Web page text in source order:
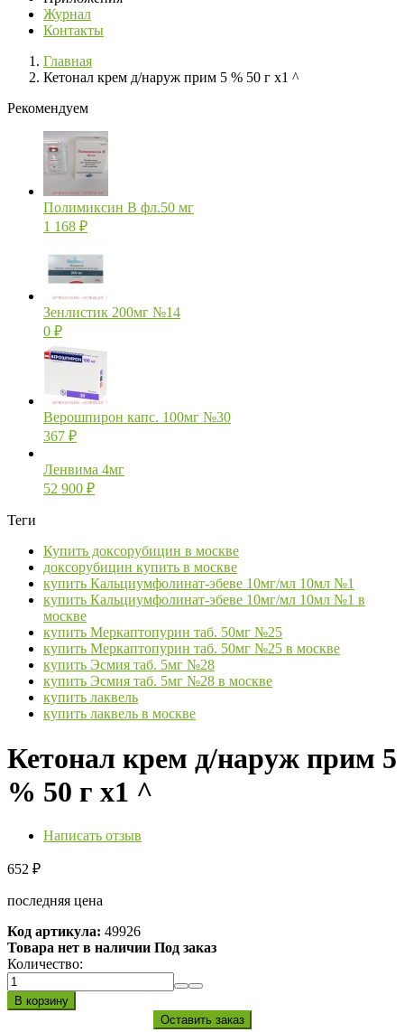
Журнал
Контакты
Главная
Кетонал крем д/наруж прим 5 % 50 г х1 ^
Рекомендуем
Полимиксин В фл.50 мг
1 168 ₽
Зенлистик 200мг №14
0 ₽
Верошпирон капс. 100мг №30
367 ₽
Ленвима 4мг
52 900 ₽
Теги
Купить доксорубицин в москве
доксорубицин купить в москве
купить Кальциумфолинат-эбеве 10мг/мл 10мл №1
купить Кальциумфолинат-эбеве 10мг/мл 10мл №1 в
москве
купить Меркаптопурин таб. 50мг №25
купить Меркаптопурин таб. 50мг №25 в москве
купить Эсмия таб. 5мг №28
купить Эсмия таб. 5мг №28 в москве
купить лаквель
купить лаквель в москве
Кетонал крем д/наруж прим 5
% 50 г х1 ^
Написать отзыв
652 ₽
последняя цена
Код артикула: 49926
Товара нет в наличии Под заказ
Количество: